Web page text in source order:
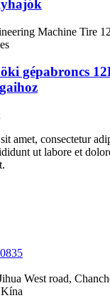
gépabroncs
amet, consectetur
ut labore et
West road,